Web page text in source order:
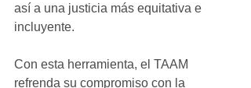
así a una justicia más equitativa e
incluyente.
Con esta herramienta, el TAAM
refrenda su compromiso con la